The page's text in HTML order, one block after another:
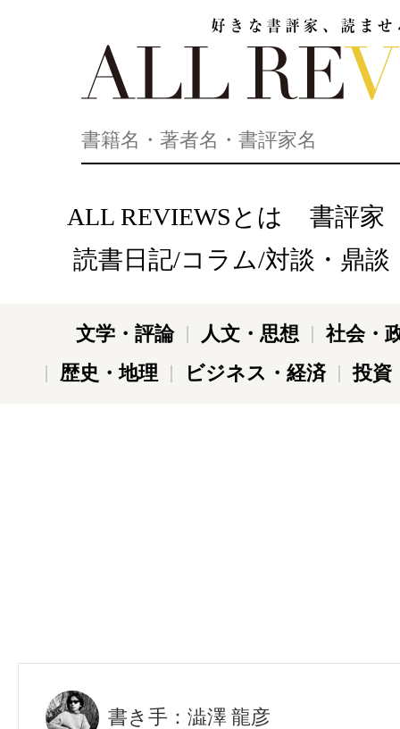
ALL REVIEWSとは
書評家
読書日記/コラム/対談・鼎談
文学・評論 人文・思想
社会・
歴史・地理
ビジネス・経済 投資
書き手：澁澤 龍彦